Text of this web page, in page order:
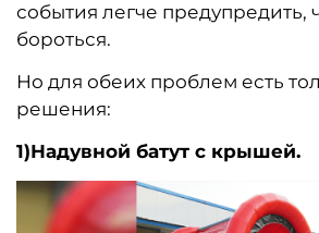
события легче предупредить,
бороться.
Но для обеих проблем есть
решения:
1)Надувной батут с крышей.